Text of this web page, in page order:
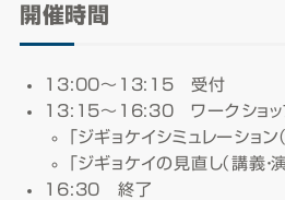
開催時間
13:00～13:15 受付
13:15～16:30 ワークショッ
「ジギョケイシミュレーション
「ジギョケイの見直し（講義・演
16:30 終了